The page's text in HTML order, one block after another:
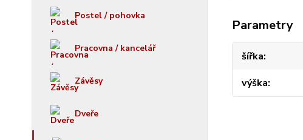
Postel / pohovka
Pracovna / kancelář
Závěsy
Dveře
Parametry
šířka
výška